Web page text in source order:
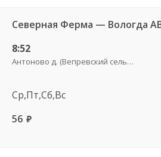
Северная Ферма — Вологда
8:52
Антоново д. (Вепревский сельсовет)
Ср,Пт,Сб,Вс
56 руб.